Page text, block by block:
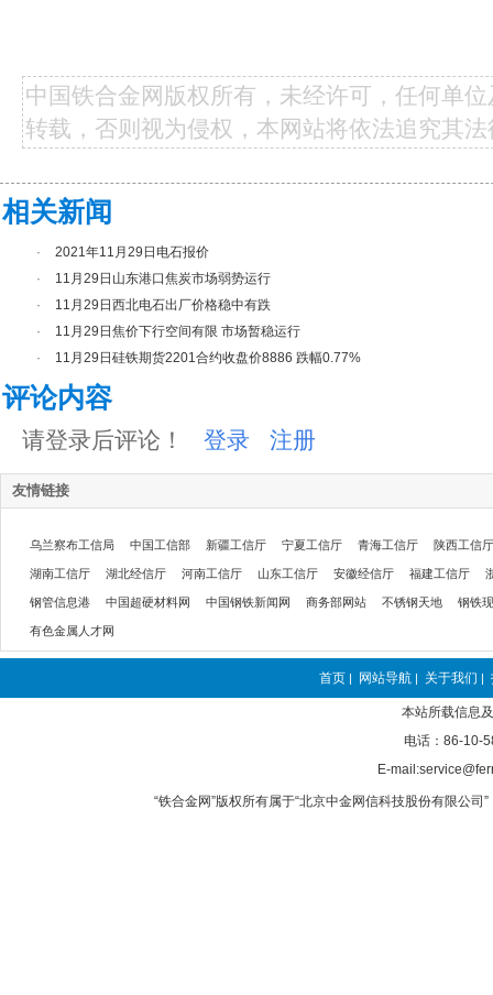
中国铁合金网版权所有，未经许可，任何单
转载，否则视为侵权，本网站将依法追究其
相关新闻
·
2021年11月29日电石报价
·
11月29日山东港口焦炭市场弱势运行
·
11月29日西北电石出厂价格稳中有跌
·
11月29日焦价下行空间有限 市场暂稳运行
·
11月29日硅铁期货2201合约收盘价8886 跌幅0.77%
评论内容
请登录后评论！ 登录 注册
友情链接
乌兰察布工信局 中国工信部 新疆工信厅 宁夏工信厅 青海工信厅 陕西工信厅
湖南工信厅 湖北经信厅 河南工信厅 山东工信厅 安徽经信厅 福建工信厅
钢管信息港 中国超硬材料网 中国钢铁新闻网 商务部网站 不锈钢天地 钢铁
有色金属人才网
首页 | 网站导航 | 关于我们 |
本站所载信息
电话：86-10-
E-
“铁合金网”版权所有属于“北京中金网信科技股份有限公司